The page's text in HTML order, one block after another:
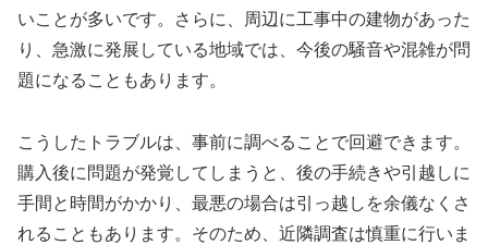
いことが多いです。さらに、周辺に工事中の建物があった
り、急激に発展している地域では、今後の騒音や混雑が問
題になることもあります。
こうしたトラブルは、事前に調べることで回避できます。
購入後に問題が発覚してしまうと、後の手続きや引越しに
手間と時間がかかり、最悪の場合は引っ越しを余儀なくさ
れることもあります。そのため、近隣調査は慎重に行いま